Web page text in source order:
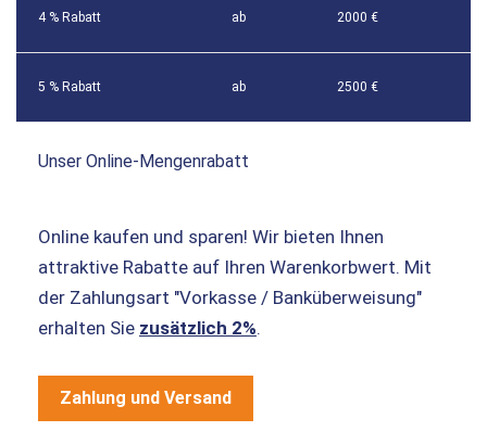
4 % Rabatt ab 2000 €
5 % Rabatt ab 2500 €
Unser Online-Mengenrabatt
Online kaufen und sparen! Wir bieten Ihnen
attraktive Rabatte auf Ihren Warenkorbwert. Mit
der Zahlungsart "Vorkasse / Banküberweisung"
erhalten Sie zusätzlich 2%.
Zahlung und Versand